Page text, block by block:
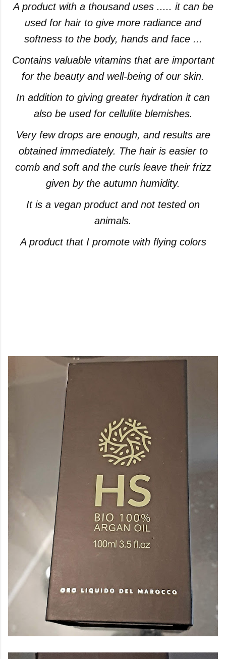
A product with a thousand uses ..... it can be
used for hair to give more radiance and
softness to the body, hands and face ...
Contains valuable vitamins that are important
for the beauty and well-being of our skin.
In addition to giving greater hydration it can
also be used for cellulite blemishes.
Very few drops are enough, and results are
obtained immediately. The hair is easier to
comb and soft and the curls leave their frizz
given by the autumn humidity.
It is a vegan product and not tested on
animals.
A product that I promote with flying colors